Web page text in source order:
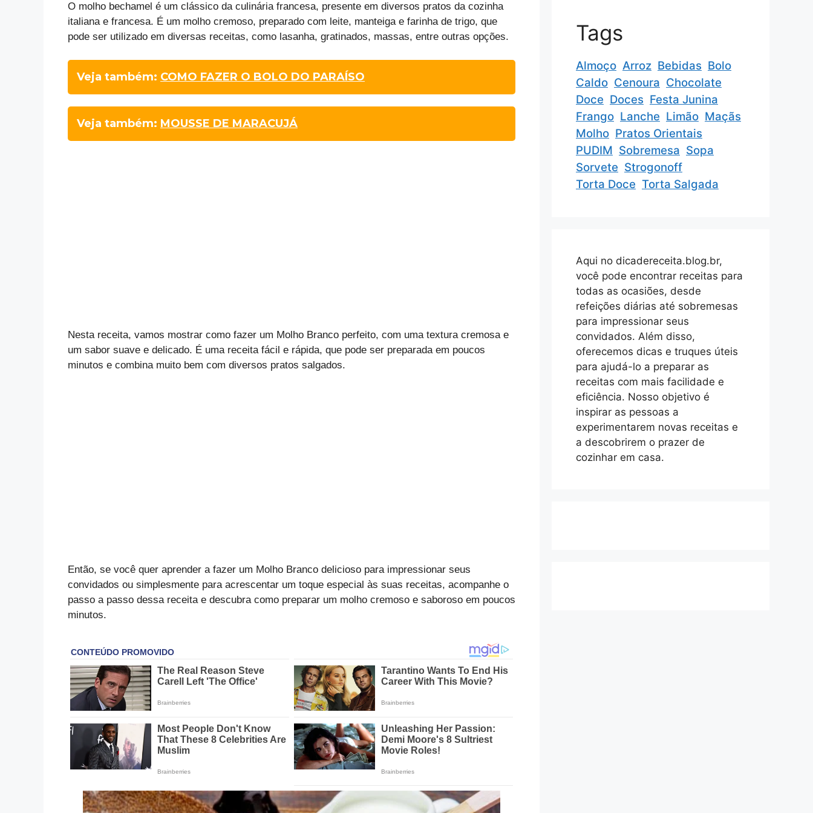
O molho bechamel é um clássico da culinária francesa, presente em diversos pratos da cozinha
italiana e francesa. É um molho cremoso, preparado com leite, manteiga e farinha de trigo, que
pode ser utilizado em diversas receitas, como lasanha, gratinados, massas, entre outras opções.
Veja também: COMO FAZER O BOLO DO PARAÍSO
Veja também: MOUSSE DE MARACUJÁ
Nesta receita, vamos mostrar como fazer um Molho Branco perfeito, com uma textura cremosa e
um sabor suave e delicado. É uma receita fácil e rápida, que pode ser preparada em poucos
minutos e combina muito bem com diversos pratos salgados.
Então, se você quer aprender a fazer um Molho Branco delicioso para impressionar seus
convidados ou simplesmente para acrescentar um toque especial às suas receitas, acompanhe o
passo a passo dessa receita e descubra como preparar um molho cremoso e saboroso em poucos
minutos.
Tags
Almoço Arroz Bebidas Bolo
Caldo Cenoura Chocolate
Doce Doces Festa Junina
Frango Lanche Limão Maçãs
Molho Pratos Orientais
PUDIM Sobremesa Sopa
Sorvete Strogonoff
Torta Doce Torta Salgada
Aqui no dicadereceita.blog.br,
você pode encontrar receitas para
todas as ocasiões, desde
refeições diárias até sobremesas
para impressionar seus
convidados. Além disso,
oferecemos dicas e truques úteis
para ajudá-lo a preparar as
receitas com mais facilidade e
eficiência. Nosso objetivo é
inspirar as pessoas a
experimentarem novas receitas e
a descobrirem o prazer de
cozinhar em casa.